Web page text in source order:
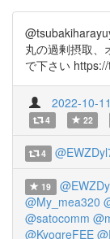
丸の過剰摂取、
で下さい
2022-10-
4 22
4
19
@My_mea320
@satocomm
@KyogreFEE